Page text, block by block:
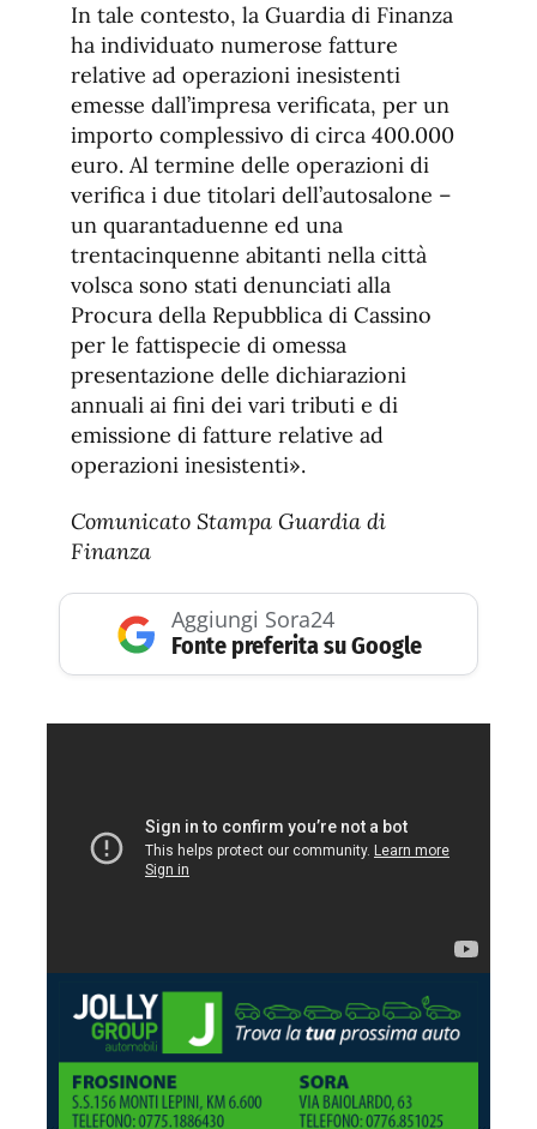
In tale contesto, la Guardia di Finanza
ha individuato numerose fatture
relative ad operazioni inesistenti
emesse dall’impresa verificata, per un
importo complessivo di circa 400.000
euro. Al termine delle operazioni di
verifica i due titolari dell’autosalone –
un quarantaduenne ed una
trentacinquenne abitanti nella città
volsca sono stati denunciati alla
Procura della Repubblica di Cassino
per le fattispecie di omessa
presentazione delle dichiarazioni
annuali ai fini dei vari tributi e di
emissione di fatture relative ad
operazioni inesistenti».
Comunicato Stampa Guardia di
Finanza
Aggiungi Sora24
Fonte preferita su Google